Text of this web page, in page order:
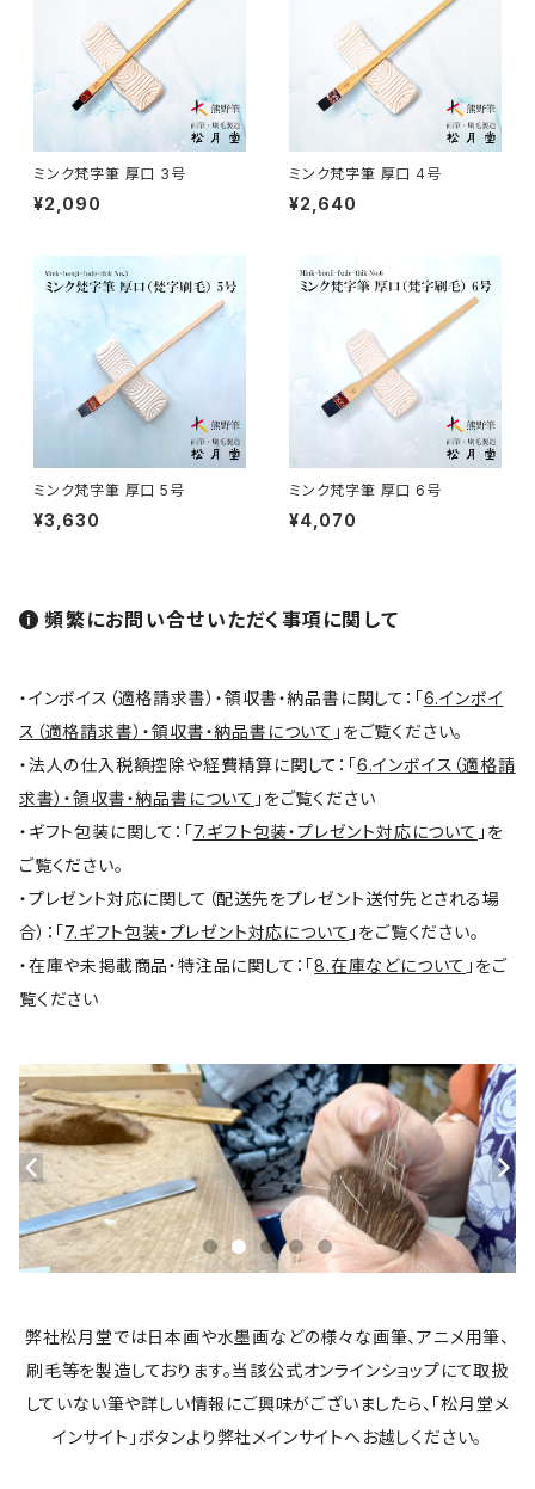
付立筆 / TSUKETATEFUDE
如水 / NYOSUI (line,color)
白圭 / HAKKEI(line,color,crafts)
蒔絵筆 / MAKIE
円山筆 / Maruyama Fude
オロンピー筆 / Oronpy Fude
平筆 / Hirafude (flat brush)
料理 - cooking
工芸
ミンク梵字筆 厚口 3号
¥2,090
ミンク梵字筆 厚口 4号
¥2,640
ミンク梵字筆 厚口 5号
¥3,630
ミンク梵字筆 厚口 6号
¥4,070
頻繁にお問い合せいただく事項に関して
・インボイス（適格請求書）・領収書・納品書に関して：「6.インボイ
ス（適格請求書）・領収書・納品書について 」をご覧ください。
・法人の仕入税額控除や経費精算に関して：「6.インボイス（適格請
求書）・領収書・納品書について 」をご覧ください
・ギフト包装に関して：「7.ギフト包装・プレゼント対応について 」を
ご覧ください。
・プレゼント対応に関して（配送先をプレゼント送付先とされる場
合）：「7.ギフト包装・プレゼント対応について 」をご覧ください。
・在庫や未掲載商品・特注品に関して：「8.在庫などについて 」をご
覧ください
弊社松月堂では日本画や水墨画などの様々な画筆、アニメ用筆、
刷毛等を製造しております。当該公式オンラインショップにて取扱
していない筆や詳しい情報にご興味がございましたら、「松月堂メ
インサイト」ボタンより弊社メインサイトへお越しください。